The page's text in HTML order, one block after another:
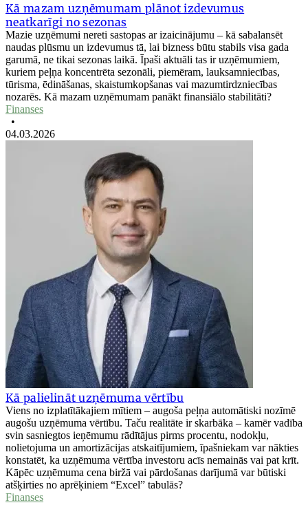
Kā mazam uzņēmumam plānot izdevumus
neatkarīgi no sezonas
Mazie uzņēmumi nereti sastopas ar izaicinājumu – kā sabalansēt
naudas plūsmu un izdevumus tā, lai bizness būtu stabils visa gada
garumā, ne tikai sezonas laikā. Īpaši aktuāli tas ir uzņēmumiem,
kuriem peļņa koncentrēta sezonāli, piemēram, lauksamniecības,
tūrisma, ēdināšanas, skaistumkopšanas vai mazumtirdzniecības
nozarēs. Kā mazam uzņēmumam panākt finansiālo stabilitāti?
Finanses
•
04.03.2026
Kā palielināt uzņēmuma vērtību
Viens no izplatītākajiem mītiem – augoša peļņa automātiski nozīmē
augošu uzņēmuma vērtību. Taču realitāte ir skarbāka – kamēr vadība
svin sasniegtos ieņēmumu rādītājus pirms procentu, nodokļu,
nolietojuma un amortizācijas atskaitījumiem, īpašniekam var nākties
konstatēt, ka uzņēmuma vērtība investoru acīs nemainās vai pat krīt.
Kāpēc uzņēmuma cena biržā vai pārdošanas darījumā var būtiski
atšķirties no aprēķiniem “Excel” tabulās?
Finanses